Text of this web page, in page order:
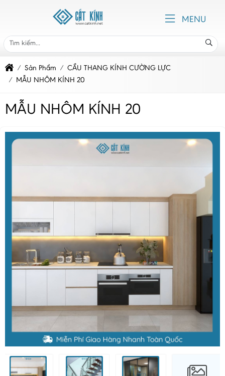
MENU
Sản Phẩm
CẦU THANG KÍNH CƯỜNG LỰC
MẪU NHÔM KÍNH 20
MẪU NHÔM KÍNH 20